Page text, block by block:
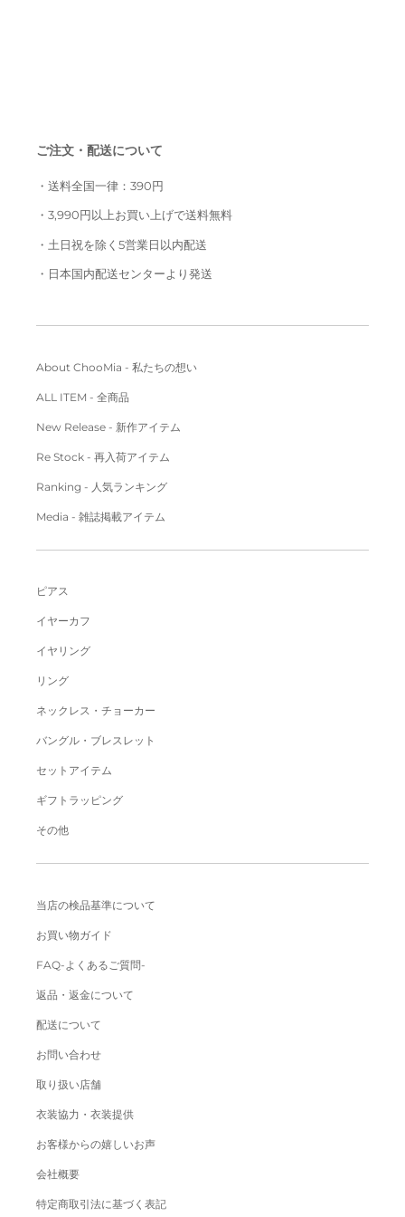
ご注文・配送について
・送料全国一律：390円
・3,990円以上お買い上げで送料無料
・土日祝を除く5営業日以内配送
・日本国内配送センターより発送
About ChooMia - 私たちの想い
ALL ITEM - 全商品
New Release - 新作アイテム
Re Stock - 再入荷アイテム
Ranking - 人気ランキング
Media - 雑誌掲載アイテム
ピアス
イヤーカフ
イヤリング
リング
ネックレス・チョーカー
バングル・ブレスレット
セットアイテム
ギフトラッピング
その他
当店の検品基準について
お買い物ガイド
FAQ-よくあるご質問-
返品・返金について
配送について
お問い合わせ
取り扱い店舗
衣装協力・衣装提供
お客様からの嬉しいお声
会社概要
特定商取引法に基づく表記